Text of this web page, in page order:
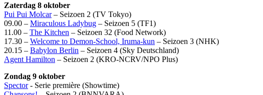
Zaterdag 8 oktober
Pui Pui Molcar– Seizoen 2 (TV Tokyo)
09.00 – Miraculous Ladybug – Seizoen 5 (TF1)
11.00 – The Kitchen – Seizoen 32 (Food Network)
17.30 – Welcome to Demon-School, Iruma-kun – Seizoen 3 (NHK)
20.15 – Babylon Berlin – Seizoen 4 (Sky Deutschland)
Agent Hamilton – Seizoen 2 (KRO-NCRV/NPO Plus)
Zondag 9 oktober
Spector- Serie première (Showtime)